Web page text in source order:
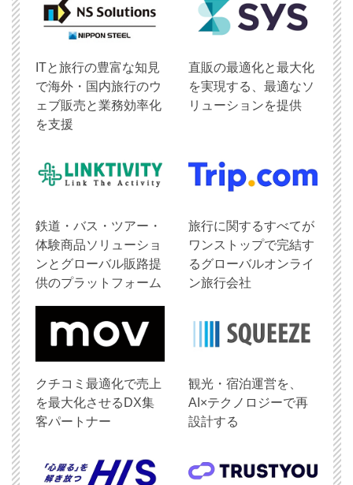
ITと旅行の豊富な知見
で海外・国内旅行のウ
ェブ販売と業務効率化
を支援
直販の最適化と最大化
を実現する、最適なソ
リューションを提供
鉄道・バス・ツアー・
体験商品ソリューショ
ンとグローバル販路提
供のプラットフォーム
旅行に関するすべてが
ワンストップで完結す
るグローバルオンライ
ン旅行会社
クチコミ最適化で売上
を最大化させるDX集
客パートナー
観光・宿泊運営を、
AI×テクノロジーで再
設計する